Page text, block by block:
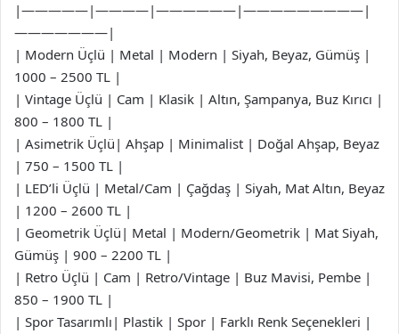
|—————|————|——————|—————————|
———————|
| Modern Üçlü | Metal | Modern | Siyah, Beyaz, Gümüş |
1000 – 2500 TL |
| Vintage Üçlü | Cam | Klasik | Altın, Şampanya, Buz Kırıcı |
800 – 1800 TL |
| Asimetrik Üçlü| Ahşap | Minimalist | Doğal Ahşap, Beyaz
| 750 – 1500 TL |
| LED’li Üçlü | Metal/Cam | Çağdaş | Siyah, Mat Altın, Beyaz
| 1200 – 2600 TL |
| Geometrik Üçlü| Metal | Modern/Geometrik | Mat Siyah,
Gümüş | 900 – 2200 TL |
| Retro Üçlü | Cam | Retro/Vintage | Buz Mavisi, Pembe |
850 – 1900 TL |
| Spor Tasarımlı| Plastik | Spor | Farklı Renk Seçenekleri |